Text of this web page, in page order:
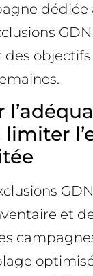
dédiée
objectifs
et